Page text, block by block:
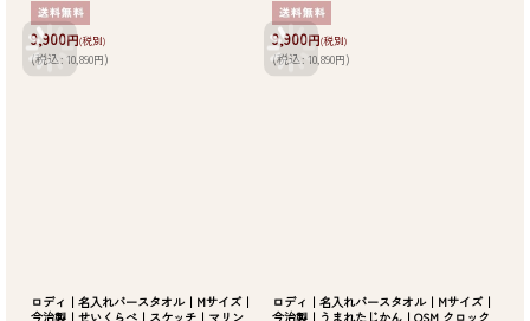
9,900円(税別)
(税込: 10,890円)
9,900円(税別)
(税込: 10,890円)
ロディ｜名入れバースタオル｜Mサイズ｜
今治製｜せいくらべ｜スケッチ｜マリン
ロディ｜名入れバースタオル｜Mサイズ｜
今治製｜うまれたじかん｜OSM クロック